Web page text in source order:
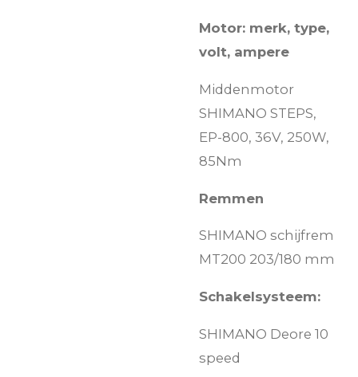
Motor: merk, type,
volt, ampere
Middenmotor
SHIMANO STEPS,
EP-800, 36V, 250W,
85Nm
Remmen
SHIMANO schijfrem
MT200 203/180 mm
Schakelsysteem:
SHIMANO Deore 10
speed